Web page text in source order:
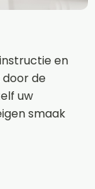
en
de
uw
smaak